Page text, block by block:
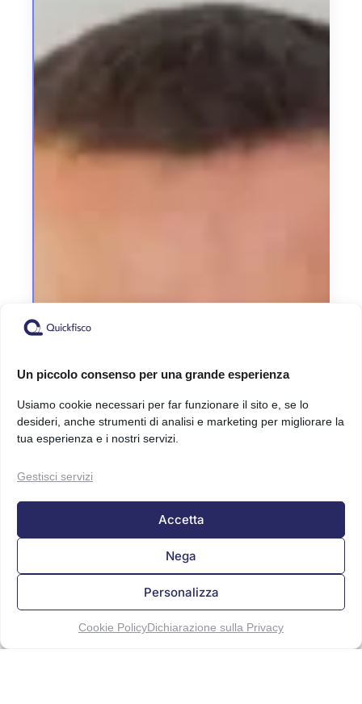
Un piccolo consenso per una grande esperienza
Usiamo cookie necessari per far funzionare il sito e, se lo
desideri, anche strumenti di analisi e marketing per migliorare la
tua esperienza e i nostri servizi.
Gestisci servizi
Accetta
Nega
Personalizza
Cookie PolicyDichiarazione sulla Privacy